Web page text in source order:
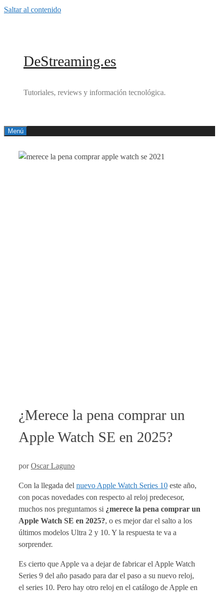
Saltar al contenido
DeStreaming.es
Tutoriales, reviews y información tecnológica.
Menú
¿Merece la pena comprar un
Apple Watch SE en 2025?
porOscar Laguno
Con la llegada del nuevo Apple Watch Series 10 este año,
con pocas novedades con respecto al reloj predecesor,
muchos nos preguntamos si ¿merece la pena comprar un
Apple Watch SE en 2025?, o es mejor dar el salto a los
últimos modelos Ultra 2 y 10. Y la respuesta te va a
sorprender.
Es cierto que Apple va a dejar de fabricar el Apple Watch
Series 9 del año pasado para dar el paso a su nuevo reloj,
el series 10. Pero hay otro reloj en el catálogo de Apple en